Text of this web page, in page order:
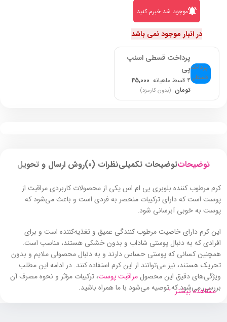
موجود شد خبرم کنید
در انبار موجود نمی باشد
پرداخت قسطی اسنپ
پی
۴ قسط ماهیانه
45,000
تومان (بدون کارمزد)
توضیحاتتوضیحات تکمیلینظرات (0) روش ارسال و تحویل
کرم مرطوب‌ کننده بلوبری بی‌ ام‌ اس یکی از محصولات کاربردی مراقبت از
پوست است که دارای ترکیبات منحصر به فردی است و باعث می‌شود که
پوست به خوبی آبرسانی شود.
این کرم دارای خاصیت مرطوب‌ کنندگی عمیق و تغذیه‌کننده است و برای
افرادی که به‌ دنبال پوستی شاداب و بدون خشکی هستند، مناسب است.
همچنین کسانی که پوستی حساس دارند و به‌ دنبال محصولی ملایم و بدون
تحریک هستند، نیز می‌توانند از این کرم استفاده کنند. در ادامه این مطلب
ویژگی‌های دقیق این محصول مراقبت پوست، ترکیبات مؤثر و نحوه مصرف آن
بررسی می‌شود که توصیه می‌شود با ما همراه باشید.
مشاهده بیشتر